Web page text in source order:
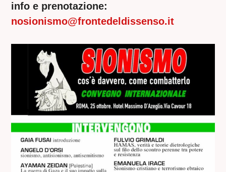
info e prenotazione:
nosionismo@frontedeldissenso.it